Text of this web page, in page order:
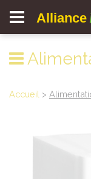
Alliance
Accueil >